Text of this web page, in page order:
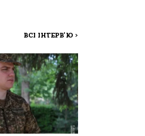
ВСІ ІНТЕРВ'Ю >